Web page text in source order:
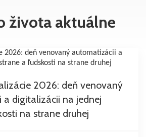
života aktuálne
2026: deň venovaný
digitalizácii na jednej
na strane druhej